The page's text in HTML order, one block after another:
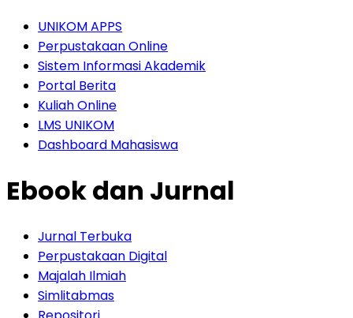
UNIKOM APPS
Perpustakaan Online
Sistem Informasi Akademik
Portal Berita
Kuliah Online
LMS UNIKOM
Dashboard Mahasiswa
Ebook dan Jurnal
Jurnal Terbuka
Perpustakaan Digital
Majalah Ilmiah
Simlitabmas